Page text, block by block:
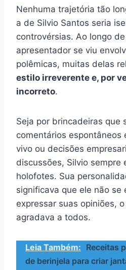
Nenhuma trajetória tão
a de Silvio Santos seria
controvérsias. Ao longo
apresentador se viu
polêmicas, muitas delas
estilo irreverente e, por
incorreto.
Seja por brincadeiras que
comentários espontâneos
vivo ou decisões
discussões, Silvio sempre
holofotes. Sua
significava que ele não se
expressar suas opiniões,
agradava a todos.
Leia Também: Receitas
de berinjela para criar